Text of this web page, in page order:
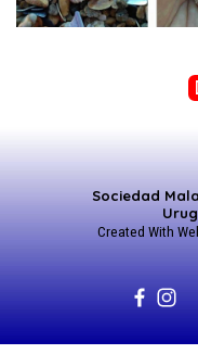
Created With
Sociedad